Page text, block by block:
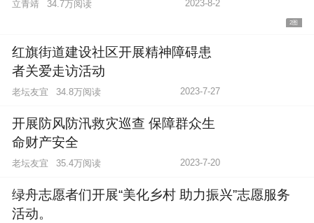
2图
立青靖 34.7万阅读 2023-8-2
红旗街道建设社区开展精神障碍患
者关爱走访活动
老坛友宜 34.8万阅读 2023-7-27
开展防风防汛救灾巡查 保障群众生
命财产安全
老坛友宜 35.4万阅读 2023-7-20
绿舟志愿者们开展“美化乡村 助力振兴”志愿服务
活动。